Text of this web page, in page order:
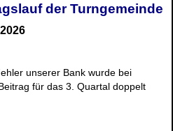
der Turngemeinde
unserer Bank wurde bei
für das 3. Quartal doppelt